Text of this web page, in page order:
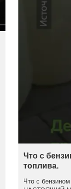
Что с
топлива.
Что с